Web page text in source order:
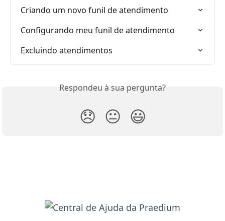
Criando um novo funil de atendimento
Configurando meu funil de atendimento
Excluindo atendimentos
Respondeu à sua pergunta?
😞 😐 😃